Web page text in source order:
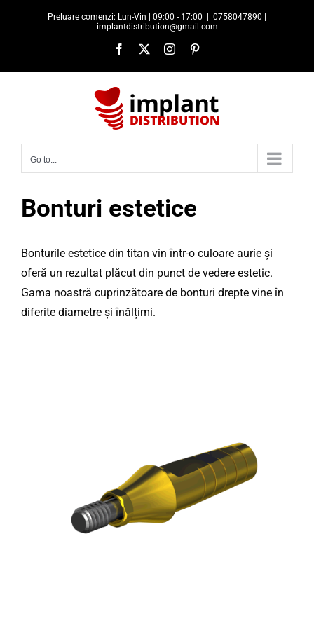
Preluare comenzi: Lun-Vin | 09:00 - 17:00
0758047890 |
implantdistribution@gmail.com
Facebook Instagram
Go to...
Bonturi estetice
Bonturile estetice din titan vin într-o culoare aurie și
oferă un rezultat plăcut din punct de vedere estetic.
Gama noastră cuprinzătoare de bonturi drepte vine în
diferite diametre și înălțimi.